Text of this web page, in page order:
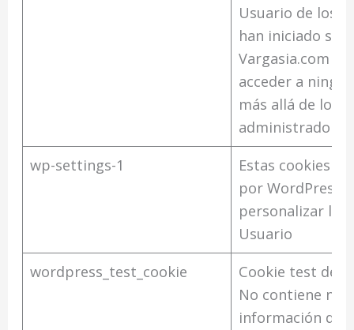
Usuario de los
han iniciado
Vargasia.com
acceder a
más allá de los
wp-settings-1
Estas cookies
por WordPress
personalizar la
Usuario
wordpress_test_cookie
Cookie test de
No contiene
información del